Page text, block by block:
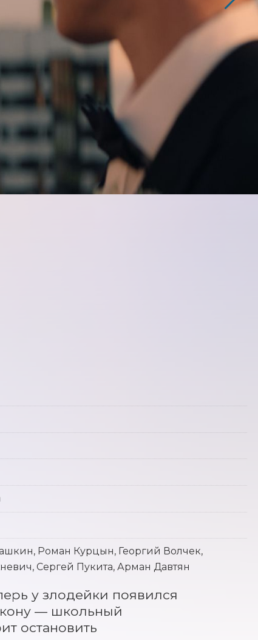
Роман Курцын, Георгий Волчек,
Сергей Пукита, Арман Давтян
у злодейки появился
— школьный
остановить